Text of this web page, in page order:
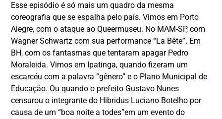
Esse episódio é só mais um quadro da mesma
coreografia que se espalha pelo país. Vimos em Porto
Alegre, com o ataque ao Queermuseu. No MAM-SP, com
Wagner Schwartz com sua performance “La Bête”. Em
BH, com os fantasmas que tentaram apagar Pedro
Moraleida. Vimos em Ipatinga, quando fizeram um
escarcéu com a palavra “gênero” e o Plano Municipal de
Educação. Ou quando o prefeito Gustavo Nunes
censurou o integrante do Hibridus Luciano Botelho por
causa de um “boa noite a todes”em um evento do